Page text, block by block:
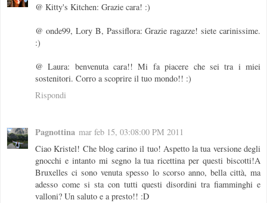
@ Kitty's Kitchen: Grazie cara! :)
@ onde99, Lory B, Passiflora: Grazie ragazze! siete carinissime.
:)
@ Laura: benvenuta cara!! Mi fa piacere che sei tra i miei
sostenitori. Corro a scoprire il tuo mondo!! :)
Rispondi
Pagnottina mar feb 15, 03:08:00 PM 2011
Ciao Kristel! Che blog carino il tuo! Aspetto la tua versione degli
gnocchi e intanto mi segno la tua ricettina per questi biscotti!A
Bruxelles ci sono venuta spesso lo scorso anno, bella città, ma
adesso come si sta con tutti questi disordini tra fiamminghi e
valloni? Un saluto e a presto!! :D